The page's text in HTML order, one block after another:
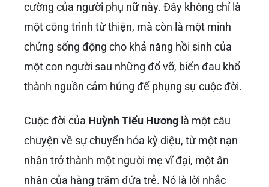
cường của người phụ nữ này. Đây không chỉ là
một công trình từ thiện, mà còn là một minh
chứng sống động cho khả năng hồi sinh của
một con người sau những đổ vỡ, biến đau khổ
thành nguồn cảm hứng để phụng sự cuộc đời.
Cuộc đời của Huỳnh Tiểu Hương là một câu
chuyện về sự chuyển hóa kỳ diệu, từ một nạn
nhân trở thành một người mẹ vĩ đại, một ân
nhân của hàng trăm đứa trẻ. Nó là lời nhắc